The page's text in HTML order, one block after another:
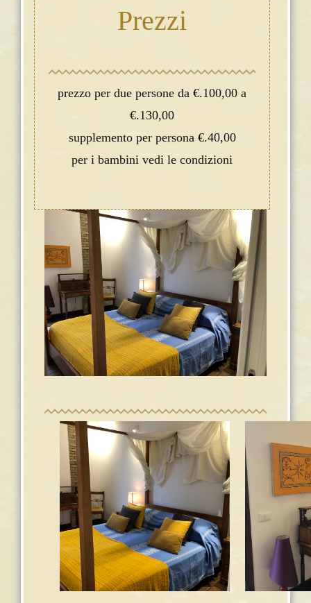
Prezzi
prezzo per due persone da €.100,00 a
€.130,00
supplemento per persona €.40,00
per i bambini vedi le condizioni